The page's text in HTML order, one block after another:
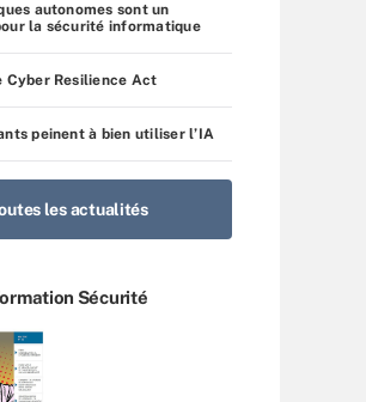
autonomes sont un
la sécurité informatique
Cyber Resilience Act
peinent à bien utiliser l’IA
les actualités
Sécurité